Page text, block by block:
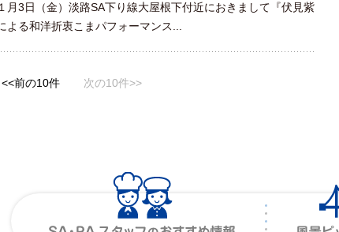
月3日（金）淡路SA下り線大屋根下付近におきまして『伏見紫
よる和洋折衷こまパフォーマンス...
<<前の10件 次の10件>>